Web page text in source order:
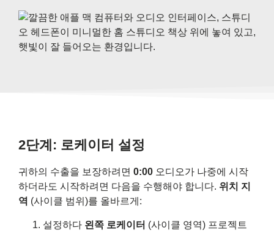
2단계: 로케이터 설정
귀하의 수출을 보장하려면 0:00 오디오가 나중에 시작
하더라도 시작하려면 다음을 수행해야 합니다. 위치 지
역 (사이클 범위)를 올바르게:
설정하다 왼쪽 로케이터 (사이클 영역) 프로젝트